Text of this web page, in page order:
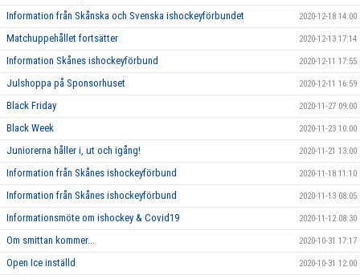
Information från Skånska och Svenska ishockeyförbundet 2020-12-18 14:00
Matchuppehållet fortsätter 2020-12-13 17:14
Information Skånes ishockeyförbund 2020-12-11 17:55
Julshoppa på Sponsorhuset 2020-12-11 16:59
Black Friday 2020-11-27 09:00
Black Week 2020-11-23 10:00
Juniorerna håller i, ut och igång! 2020-11-21 13:00
Information från Skånes ishockeyförbund 2020-11-18 11:10
Information från Skånes ishockeyförbund 2020-11-13 08:05
Informationsmöte om ishockey & Covid19 2020-11-12 08:30
Om smittan kommer... 2020-10-31 17:17
Open Ice inställd 2020-10-31 12:00